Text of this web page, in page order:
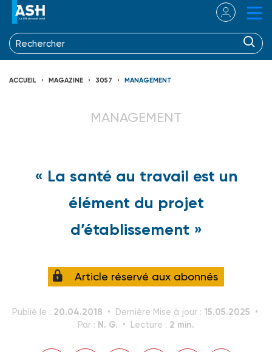
ACCUEIL MAGAZINE 3057 MANAGEMENT
MANAGEMENT
« La santé au travail est un
élément du projet
d’établissement »
Article réservé aux abonnés
Publié le : 20.04.2018 Dernière Mise à jour : 15.05.2025
Par : N. G. Lecture : 2 min.